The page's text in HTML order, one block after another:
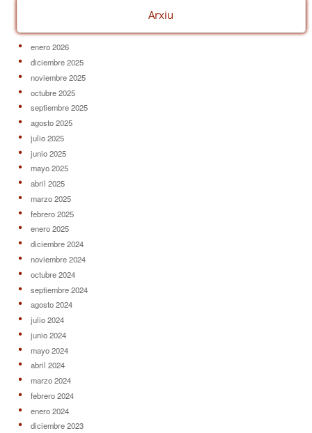
Arxiu
enero 2026
diciembre 2025
noviembre 2025
octubre 2025
septiembre 2025
agosto 2025
julio 2025
junio 2025
mayo 2025
abril 2025
marzo 2025
febrero 2025
enero 2025
diciembre 2024
noviembre 2024
octubre 2024
septiembre 2024
agosto 2024
julio 2024
junio 2024
mayo 2024
abril 2024
marzo 2024
febrero 2024
enero 2024
diciembre 2023